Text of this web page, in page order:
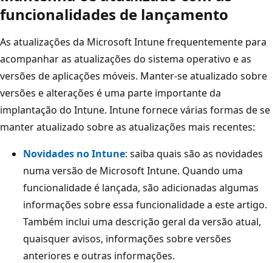
funcionalidades de lançamento
As atualizações da Microsoft Intune frequentemente para
acompanhar as atualizações do sistema operativo e as
versões de aplicações móveis. Manter-se atualizado sobre
versões e alterações é uma parte importante da
implantação do Intune. Intune fornece várias formas de se
manter atualizado sobre as atualizações mais recentes:
Novidades no Intune: saiba quais são as novidades
numa versão de Microsoft Intune. Quando uma
funcionalidade é lançada, são adicionadas algumas
informações sobre essa funcionalidade a este artigo.
Também inclui uma descrição geral da versão atual,
quaisquer avisos, informações sobre versões
anteriores e outras informações.